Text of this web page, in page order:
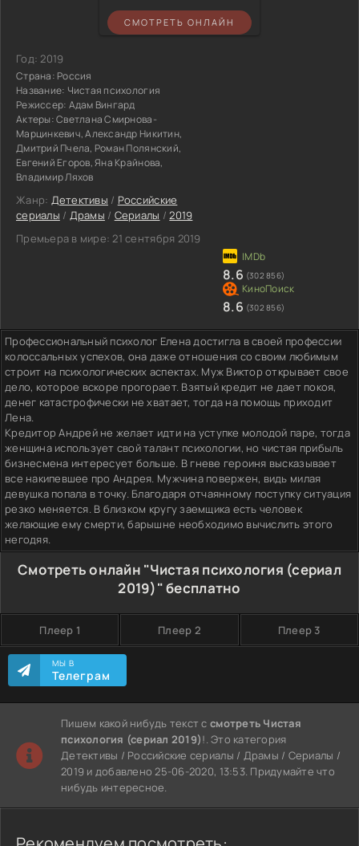
СМОТРЕТЬ ОНЛАЙН
Год:2019
Страна: Россия
Название: Чистая психология
Режиссер: Адам Вингард
Актеры:Светлана Смирнова-
Марцинкевич, Александр Никитин,
Дмитрий Пчела, Роман Полянский,
Евгений Егоров, Яна Крайнова,
Владимир Ляхов
Жанр: Детективы / Российские
сериалы / Драмы / Сериалы /2019
Премьера в мире: 21 сентября 2019
8.6 (302 856)
8.6 (302 856)
Профессиональный психолог Елена достигла в своей профессии
колоссальных успехов, она даже отношения со своим любимым
строит на психологических аспектах. Муж Виктор открывает свое
дело, которое вскоре прогорает. Взятый кредит не дает покоя,
денег катастрофически не хватает, тогда на помощь приходит
Лена.
Кредитор Андрей не желает идти на уступке молодой паре, тогда
женщина использует свой талант психологии, но чистая прибыль
бизнесмена интересует больше. В гневе героиня высказывает
все накипевшее про Андрея. Мужчина повержен, видь милая
девушка попала в точку. Благодаря отчаянному поступку ситуация
резко меняется. В близком кругу заемщика есть человек
желающие ему смерти, барышне необходимо вычислить этого
негодяя.
Смотреть онлайн "Чистая психология (сериал
2019)" бесплатно
Плеер 1 Плеер 2 Плеер 3
МЫ В
Телеграм
Пишем какой нибудь текст ссмотреть Чистая
психология (сериал 2019)!. Это категория
Детективы / Российские сериалы / Драмы / Сериалы /
2019 и добавлено 25-06-2020, 13:53. Придумайте что
нибудь интересное.